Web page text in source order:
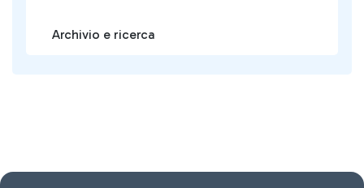
Archivio e ricerca